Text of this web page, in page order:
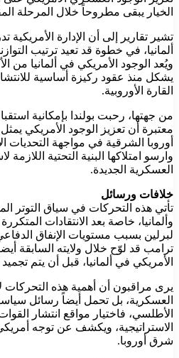
الخيار يبقى مطروحاً خلال المرحلة
تشير تقارير إلى أن الإدارة
ألمانيا، في خطوة قد تعيد ترتيب
ويُعد الوجود الأمريكي في ألمانيا من
يشكل منذ عقود ركيزة أساسية
القارة الأوروبية.
من جهتها، رحبت بولندا بإمكانية
معتبرة أن تعزيز الوجود الأمريكي
أوروبا الشرقية في مواجهة التحديات
وارسو امتلاكها البنية التحتية
العسكرية الجديدة.
خلافات ورسائل
تأتي هذه التحركات في سياق التوتر
وألمانيا، خاصة بعد الانتقادات
لبرلين بسبب مستويات الإنفاق
ترامب قد لوّح خلال ولايته السابقة
الأمريكي في ألمانيا، قبل أن يتم
يرى مراقبون أن أهمية هذه التحركات
العسكرية، بل تحمل أيضاً رسائل
الأطلسي، فاختيار مواقع انتشار
الاستراتيجية، ويكشف عن توجه
شرق أوروبا.